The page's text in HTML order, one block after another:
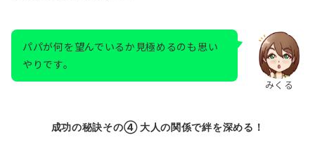
みくる
パパが何を望んでいるか見極めるのも思い
やりです。
成功の秘訣その④ 大人の関係で絆を深める！